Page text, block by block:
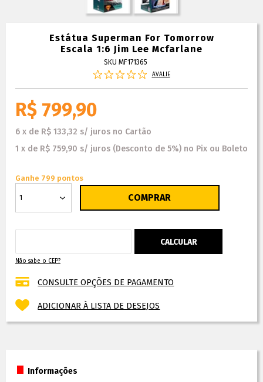
Estátua Superman For Tomorrow
Escala 1:6 Jim Lee Mcfarlane
SKU MF171365
AVALIE
R$ 799,90
6 x de R$ 133,32 s/ juros no Cartão
1 x de R$ 759,90 s/ juros (Desconto de 5%) no Pix ou Boleto
Ganhe 799 pontos
Não sabe o CEP?
CONSULTE OPÇÕES DE PAGAMENTO
ADICIONAR À LISTA DE DESEJOS
Informações